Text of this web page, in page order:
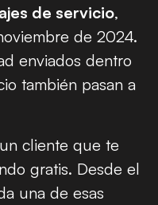
de servicio,
de 2024.
enviados dentro
también pasan a
cliente que te
gratis. Desde el
una de esas